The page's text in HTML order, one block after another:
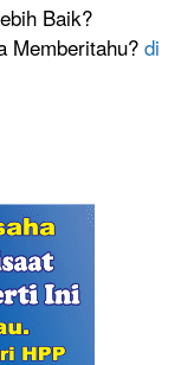
Baik?
Memberitahu? di